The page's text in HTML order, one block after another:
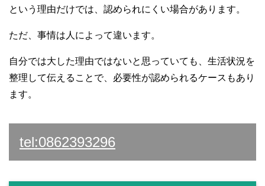
という理由だけでは、認められにくい場合があります。
ただ、事情は人によって違います。
自分では大した理由ではないと思っていても、生活状況を
整理して伝えることで、必要性が認められるケースもあり
ます。
tel:0862393296